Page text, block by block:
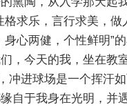
格求乐，言行求美，做
身心两健，个性鲜明”
，今天的我，坐在教
冲进球场是一个挥汗
自于我身在光明，并